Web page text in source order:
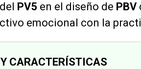
PV5 en el diseño de PBV
emocional con la
CARACTERÍSTICAS